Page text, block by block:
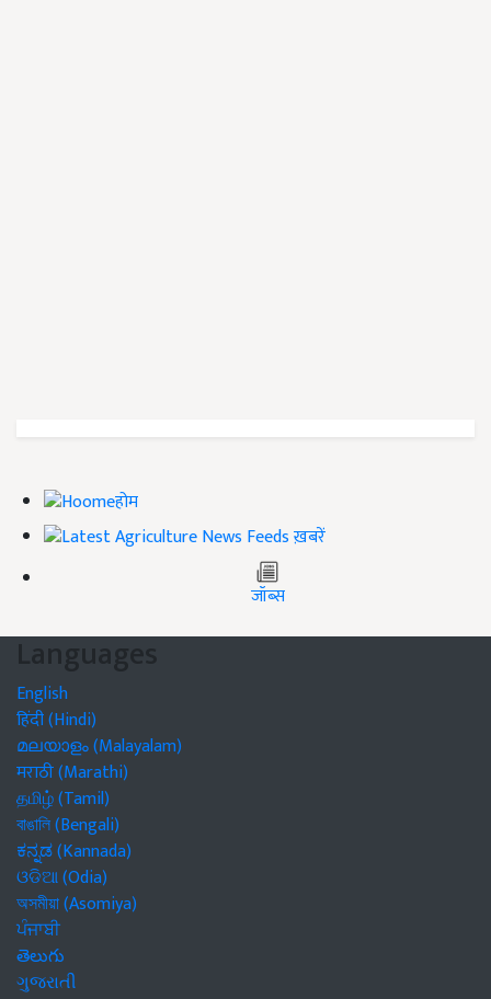
होम
ख़बरें
जॉब्स
Languages
English
हिंदी (Hindi)
മലയാളം (Malayalam)
मराठी (Marathi)
தமிழ் (Tamil)
বাঙালি (Bengali)
ಕನ್ನಡ (Kannada)
ଓଡିଆ (Odia)
অসমীয়া (Asomiya)
ਪੰਜਾਬੀ
తెలుగు
ગુજરાતી